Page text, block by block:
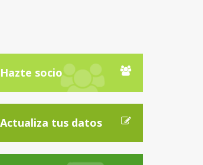
Hazte socio
Actualiza tus datos